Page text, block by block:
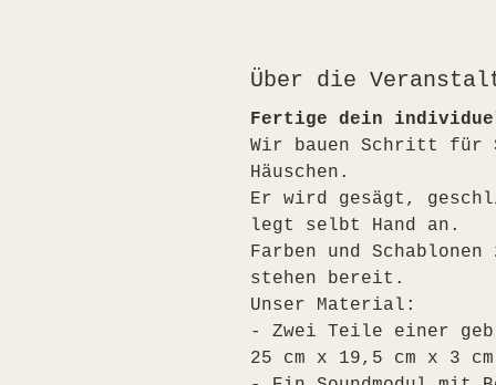
Über die
Fertige dein
Wir bauen Schritt für
Häuschen.
Er wird gesägt,
legt selbt Hand an.
Farben und
stehen bereit.
Unser Material:
- Zwei Teile einer
25 cm x 19,5 cm x 3 cm